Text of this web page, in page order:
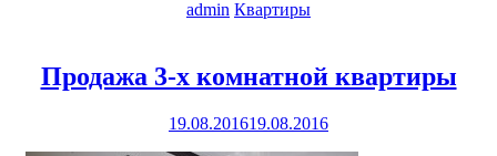
admin Квартиры
Продажа 3-х комнатной квартиры
19.08.201619.08.2016